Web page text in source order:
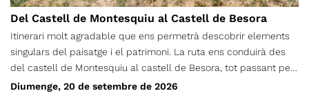
Del Castell de Montesquiu al Castell de Besora
Itinerari molt agradable que ens permetrà descobrir elements
singulars del paisatge i el patrimoni. La ruta ens conduirà des
del castell de Montesquiu al castell de Besora, tot passant pel
pla del Revell i el collet de Mongia. De tornada passarem per
Diumenge, 20 de setembre de 2026